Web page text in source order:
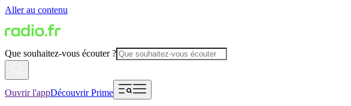
Aller au contenu
Que souhaitez-vous écouter ?
Ouvrir l'appDécouvrir Prime